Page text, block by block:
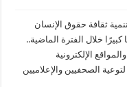
ثقافة حقوق الإنسان
خلال الفترة الماضية..
الإلكترونية
الصحفيين والإعلاميين